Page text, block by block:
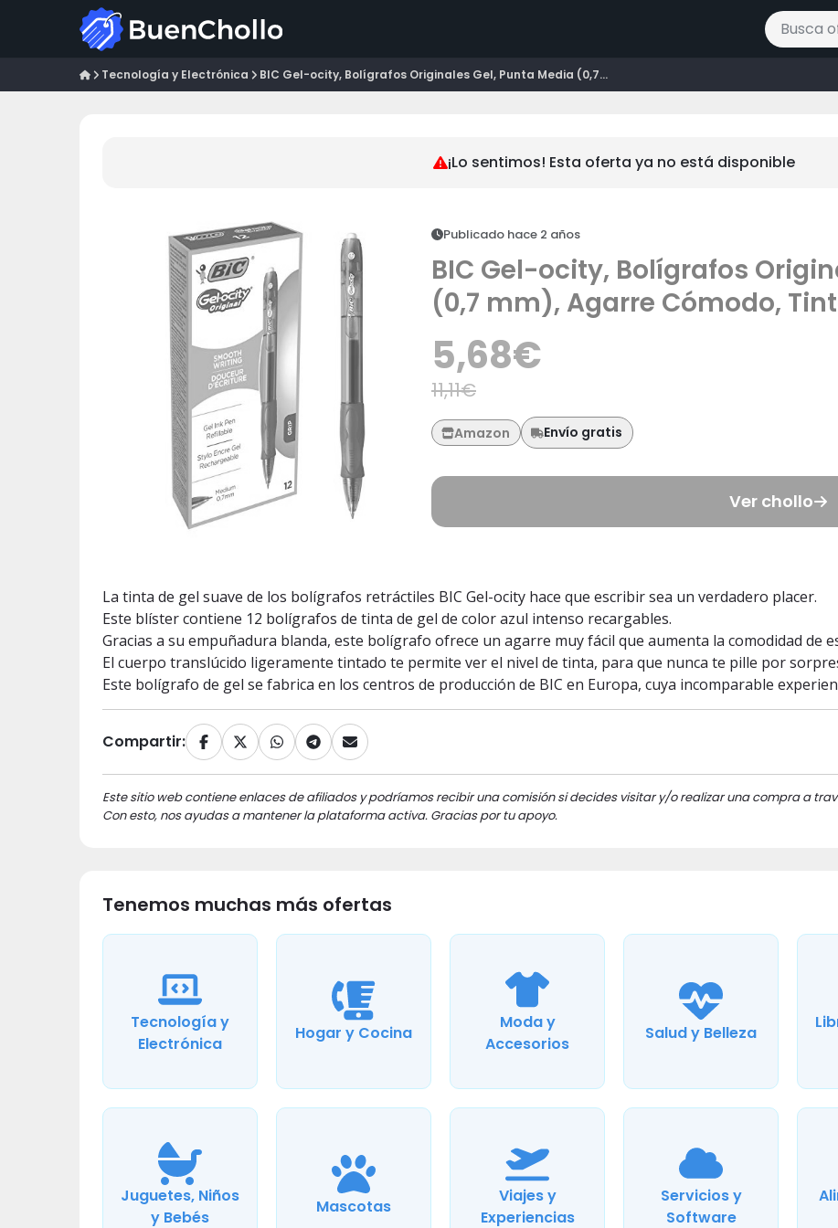
Buscar
Tecnología y Electrónica BIC Gel-ocity, Bolígrafos Originales Gel, Punta Media (0,7...
¡Lo sentimos! Esta oferta ya no está disponible
Publicado hace 2 años
BIC Gel-ocity, Bolígrafos
(0,7 mm), Agarre Cómodo,
ultrarrápido - Azúl, Paquete de
5,68€
11,11€
Amazon Envío gratis
Ver chollo
La tinta de gel suave de los bolígrafos retráctiles BIC Gel-ocity hace que escribir sea un verdadero placer.
Este blíster contiene 12 bolígrafos de tinta de gel de color azul intenso recargables.
Gracias a su empuñadura blanda, este bolígrafo ofrece un agarre muy fácil que aumenta la comodidad de
El cuerpo translúcido ligeramente tintado te permite ver el nivel de tinta, para que nunca te pille por
Este bolígrafo de gel se fabrica en los centros de producción de BIC en Europa, cuya incomparable
Compartir:
Este sitio web contiene enlaces de afiliados y podríamos recibir una comisión si decides visitar y/o realizar una compra a
Con esto, nos ayudas a mantener la plataforma activa. Gracias por tu apoyo.
Tenemos muchas más ofertas
Tecnología y
Electrónica
Hogar y Cocina
Moda y
Accesorios
Salud y Belleza
Juguetes, Niños
y Bebés
Mascotas
Viajes y
Experiencias
Servicios y
Software